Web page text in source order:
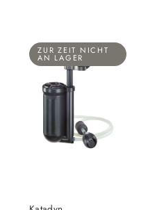
ZUR ZEIT NICHT
AN LAGER